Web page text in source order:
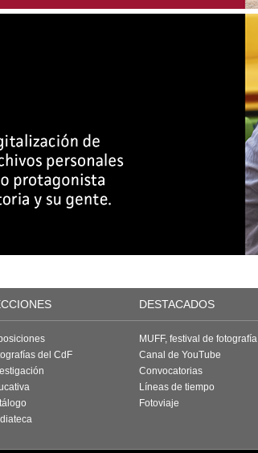
DESTACADOS
del CdF
MUFF, festival de fotografía
Canal de YouTube
Convocatorias
Líneas de tiempo
Fotoviaje